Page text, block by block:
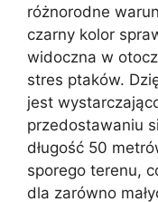
różnorodne
czarny kolor
widoczna w
stres ptaków.
jest
przedostawaniu
długość 50
sporego terenu,
dla zarówno